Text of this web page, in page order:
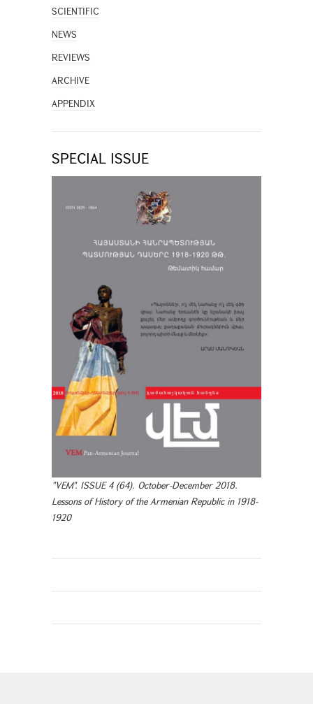
SCIENTIFIC
NEWS
REVIEWS
ARCHIVE
APPENDIX
SPECIAL ISSUE
"VEM". ISSUE 4 (64). October-December 2018.
Lessons of History of the Armenian Republic in 1918-
1920